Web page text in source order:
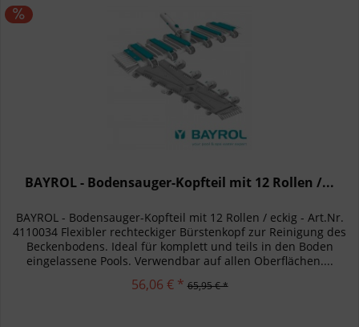
BAYROL - Bodensauger-Kopfteil mit 12 Rollen /...
BAYROL - Bodensauger-Kopfteil mit 12 Rollen / eckig - Art.Nr.
4110034 Flexibler rechteckiger Bürstenkopf zur Reinigung des
Beckenbodens. Ideal für komplett und teils in den Boden
eingelassene Pools. Verwendbar auf allen Oberflächen....
56,06 € * 65,95 € *